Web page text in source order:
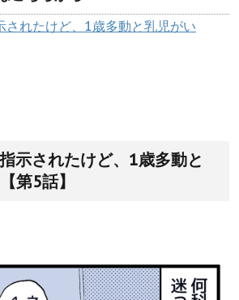
されたけど、1歳多動と乳児がい
示されたけど、1歳多動と
第5話】